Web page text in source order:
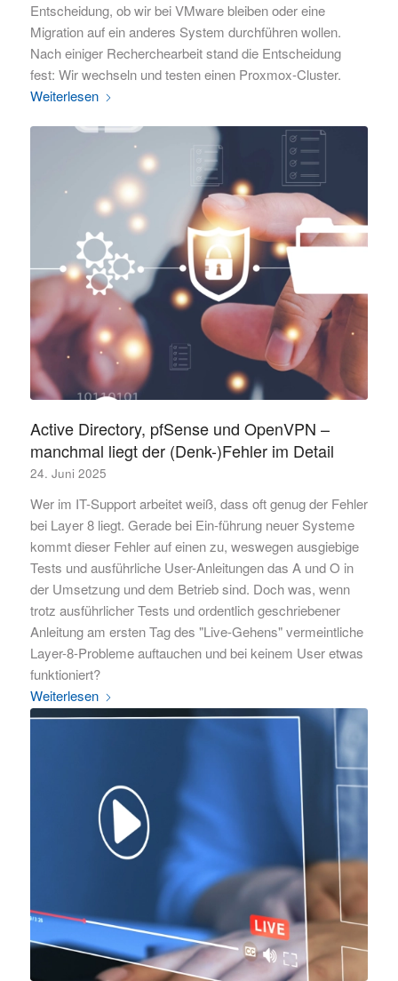
Entscheidung, ob wir bei VMware bleiben oder eine
Migration auf ein anderes System durchführen wollen.
Nach einiger Recherchearbeit stand die Entscheidung
fest: Wir wechseln und testen einen Proxmox-Cluster.
Weiterlesen
Active Directory, pfSense und OpenVPN –
manchmal liegt der (Denk-)Fehler im Detail
24. Juni 2025
Wer im IT-Support arbeitet weiß, dass oft genug der Fehler
bei Layer 8 liegt. Gerade bei Ein-führung neuer Systeme
kommt dieser Fehler auf einen zu, weswegen ausgiebige
Tests und ausführliche User-Anleitungen das A und O in
der Umsetzung und dem Betrieb sind. Doch was, wenn
trotz ausführlicher Tests und ordentlich geschriebener
Anleitung am ersten Tag des "Live-Gehens" vermeintliche
Layer-8-Probleme auftauchen und bei keinem User etwas
funktioniert?
Weiterlesen